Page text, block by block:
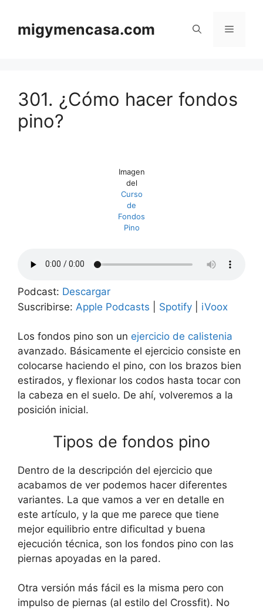
contenido
migymencasa.com Menú
301. ¿Cómo hacer fondos
pino?
Imagen
del
Curso
de
Fondos
Pino
Podcast: Descargar
Suscribirse: Apple Podcasts Spotify iVoox
Los fondos pino son un ejercicio de calistenia
avanzado. Básicamente el ejercicio consiste en
colocarse haciendo el pino, con los brazos bien
estirados, y flexionar los codos hasta tocar con
la cabeza en el suelo. De ahí, volveremos a la
posición inicial.
Tipos de fondos pino
Dentro de la descripción del ejercicio que
acabamos de ver podemos hacer diferentes
variantes. La que vamos a ver en detalle en
este artículo, y la que me parece que tiene
mejor equilibrio entre dificultad y buena
ejecución técnica, son los fondos pino con las
piernas apoyadas en la pared.
Otra versión más fácil es la misma pero con
impulso de piernas (al estilo del Crossfit). No